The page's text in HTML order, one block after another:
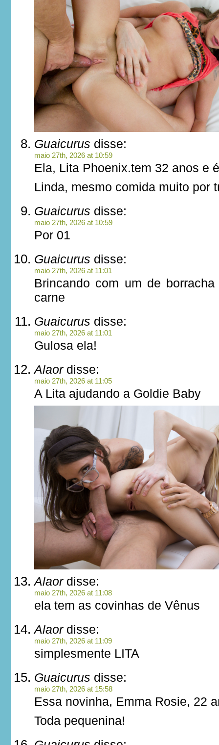
Guaicurus disse:
maio 27th, 2026 at 10:59
Ela, Lita Phoenix.tem 32 anos e
Linda, mesmo comida muito por
Guaicurus disse:
maio 27th, 2026 at 10:59
Por 01
Guaicurus disse:
maio 27th, 2026 at 11:01
Brincando com um de
carne
Guaicurus disse:
maio 27th, 2026 at 11:01
Gulosa ela!
Alaordisse:
maio 27th, 2026 at 11:05
A Lita ajudando a Goldie Baby
Alaordisse:
maio 27th, 2026 at 11:08
ela tem as covinhas de Vênus
Alaordisse:
maio 27th, 2026 at 11:09
simplesmente LITA
Guaicurus disse:
maio 27th, 2026 at 15:58
Essa novinha, Emma Rosie, 22
Toda pequenina!